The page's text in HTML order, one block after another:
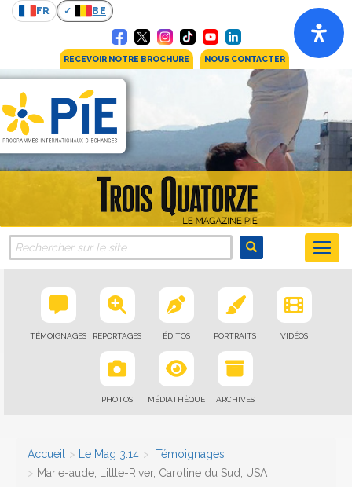
FR BE
RECEVOIR NOTRE BROCHURE NOUS CONTACTER
TÉMOIGNAGES REPORTAGES ÉDITOS PORTRAITS VIDÉOS
PHOTOS MÉDIATHÈQUE ARCHIVES
Accueil Le Mag 3.14
Témoignages
Marie-aude, Little-River, Caroline du Sud, USA